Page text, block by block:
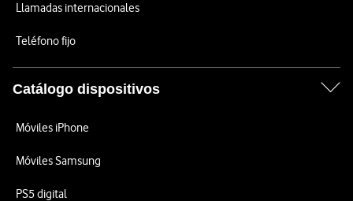
Llamadas internacionales
Teléfono fijo
Catálogo dispositivos
Móviles iPhone
Móviles Samsung
PS5 digital